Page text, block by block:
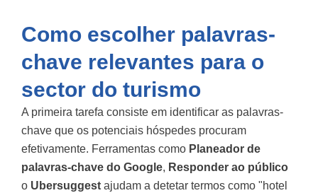
Como escolher palavras-
chave relevantes para o
sector do turismo
A primeira tarefa consiste em identificar as palavras-
chave que os potenciais hóspedes procuram
efetivamente. Ferramentas como Planeador de
palavras-chave do Google, Responder ao público
o Ubersuggest ajudam a detetar termos como "hotel